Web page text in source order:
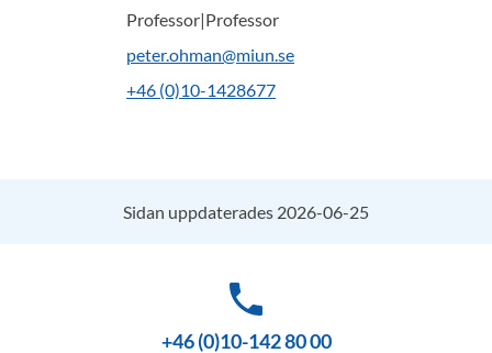
Professor|Professor
peter.ohman@miun.se
+46 (0)10-1428677
Sidan uppdaterades 2026-06-25
phone
+46 (0)10-142 80 00